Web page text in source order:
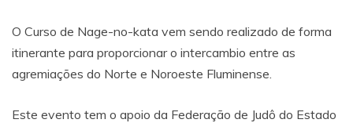
O Curso de Nage-no-kata vem sendo realizado de forma
itinerante para proporcionar o intercambio entre as
agremiações do Norte e Noroeste Fluminense.
Este evento tem o apoio da Federação de Judô do Estado